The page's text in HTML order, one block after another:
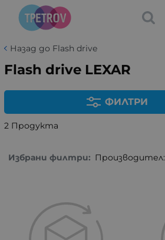
Назад до Flash drive
Flash drive LEXAR
ФИЛТРИ
2 Продукта
Избрани филтри: Производител: